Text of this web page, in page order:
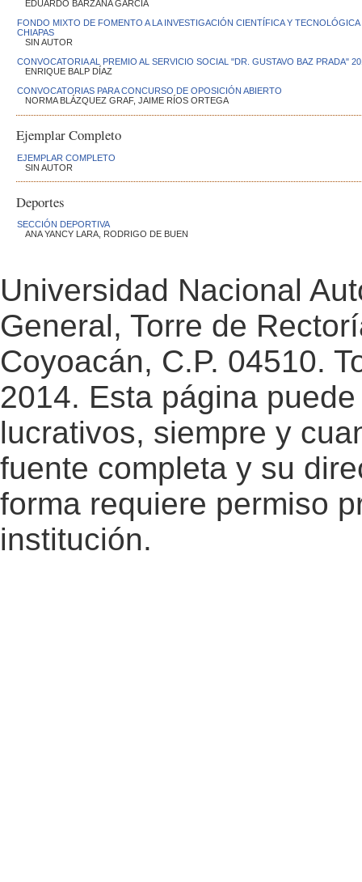
EDUARDO BÁRZANA GARCÍA
FONDO MIXTO DE FOMENTO A LA INVESTIGACIÓN CIENTÍFICA Y
CHIAPAS
SIN AUTOR
CONVOCATORIA AL PREMIO AL SERVICIO SOCIAL "DR. GUSTAVO BAZ PRADA"
ENRIQUE BALP DÍAZ
CONVOCATORIAS PARA CONCURSO DE OPOSICIÓN ABIERTO
NORMA BLÁZQUEZ GRAF, JAIME RÍOS ORTEGA
Ejemplar Completo
EJEMPLAR COMPLETO
SIN AUTOR
Deportes
SECCIÓN DEPORTIVA
ANA YANCY LARA, RODRIGO DE BUEN
Universidad Nacional
General, Torre de
Coyoacán, C.P. 04510.
2014. Esta página
lucrativos, siempre y
fuente completa y su
forma requiere permiso
institución.